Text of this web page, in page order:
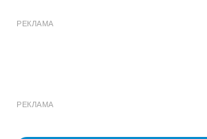
РЕКЛАМА
РЕКЛАМА